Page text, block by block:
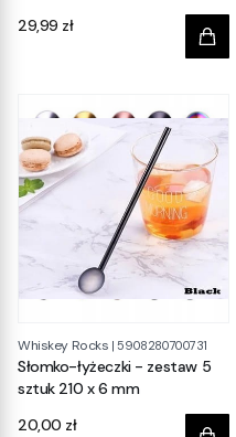
Cena
29,99 zł
Whiskey Rocks |5908280700731
Słomko-łyżeczki - zestaw 5
sztuk 210 x 6 mm
Cena
20,00 zł